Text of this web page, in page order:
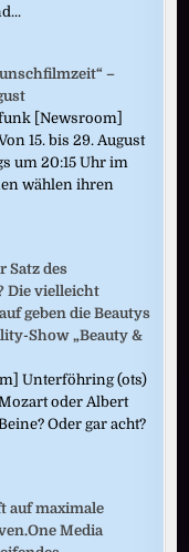
–
[Newsroom]
15. bis 29. August
um 20:15 Uhr im
wählen ihren
Satz des
Die vielleicht
geben die Beautys
Show „Beauty &
Unterföhring (ots)
oder Albert
Oder gar acht?
auf maximale
Media